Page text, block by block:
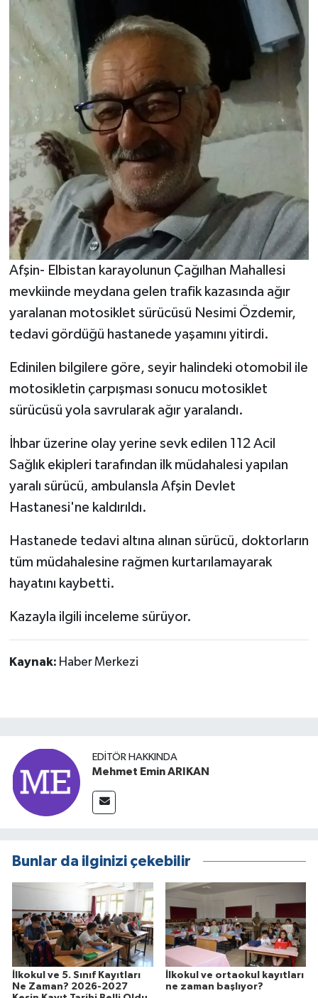
Afşin- Elbistan karayolunun Çağılhan Mahallesi
mevkiinde meydana gelen trafik kazasında ağır
yaralanan motosiklet sürücüsü Nesimi Özdemir,
tedavi gördüğü hastanede yaşamını yitirdi.
Edinilen bilgilere göre, seyir halindeki otomobil ile
motosikletin çarpışması sonucu motosiklet
sürücüsü yola savrularak ağır yaralandı.
İhbar üzerine olay yerine sevk edilen 112 Acil
Sağlık ekipleri tarafından ilk müdahalesi yapılan
yaralı sürücü, ambulansla Afşin Devlet
Hastanesi'ne kaldırıldı.
Hastanede tedavi altına alınan sürücü, doktorların
tüm müdahalesine rağmen kurtarılamayarak
hayatını kaybetti.
Kazayla ilgili inceleme sürüyor.
Kaynak: Haber Merkezi
EDITÖR HAKKINDA
Mehmet Emin ARIKAN
Bunlar da ilginizi çekebilir
İlkokul ve 5. Sınıf Kayıtları
Ne Zaman? 2026-2027
İlkokul ve ortaokul kayıtları
ne zaman başlıyor?